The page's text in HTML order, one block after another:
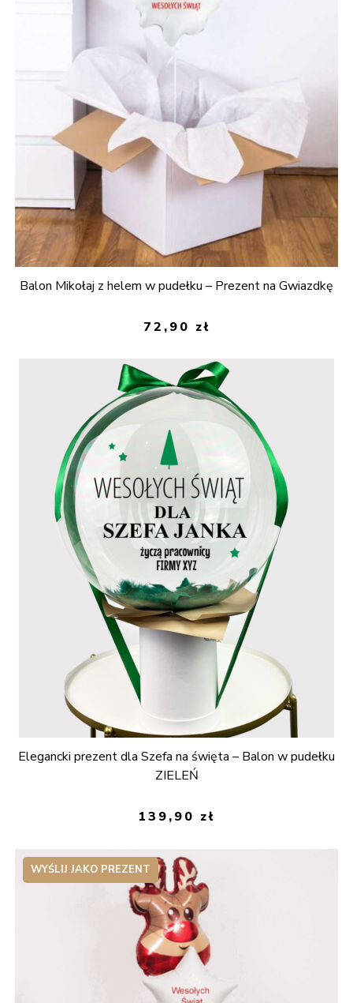
Balon Mikołaj z helem w pudełku – Prezent na Gwiazdkę
72,90 zł
Elegancki prezent dla Szefa na święta – Balon w pudełku
ZIELEŃ
139,90 zł
WYŚLIJ JAKO PREZENT